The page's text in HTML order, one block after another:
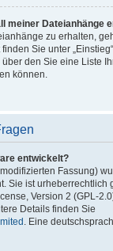
meiner Dateianhänge
zu erhalten,
Sie unter
über den Sie eine Liste
können.
entwickelt?
Fassung)
Sie ist urheberrechtlich
Version 2 (GPL-
Details finden Sie
. Eine